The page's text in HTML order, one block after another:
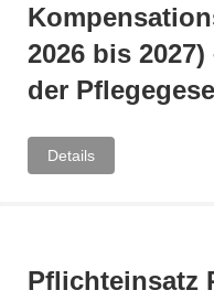
2026 bis
der
Details
Pflichteinsatz